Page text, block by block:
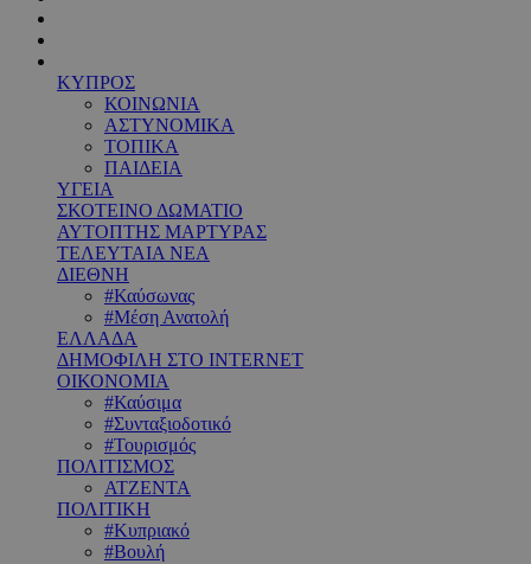
ΚΥΠΡΟΣ
ΚΟΙΝΩΝΙΑ
ΑΣΤΥΝΟΜΙΚΑ
ΤΟΠΙΚΑ
ΠΑΙΔΕΙΑ
ΥΓΕΙΑ
ΣΚΟΤΕΙΝΟ ΔΩΜΑΤΙΟ
ΑΥΤΟΠΤΗΣ ΜΑΡΤΥΡΑΣ
ΤΕΛΕΥΤΑΙΑ ΝΕΑ
ΔΙΕΘΝΗ
#Καύσωνας
#Μέση Ανατολή
ΕΛΛΑΔΑ
ΔΗΜΟΦΙΛΗ ΣΤΟ INTERNET
ΟΙΚΟΝΟΜΙΑ
#Καύσιμα
#Συνταξιοδοτικό
#Τουρισμός
ΠΟΛΙΤΙΣΜΟΣ
ΑΤΖΕΝΤΑ
ΠΟΛΙΤΙΚΗ
#Κυπριακό
#Βουλή